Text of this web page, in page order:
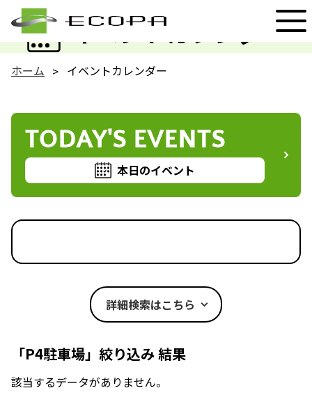
イベントカレンダー
EVENT
ホーム イベントカレンダー
TODAY'S EVENTS
本日のイベント
詳細検索はこちら
「P4駐車場」絞り込み 結果
該当するデータがありません。